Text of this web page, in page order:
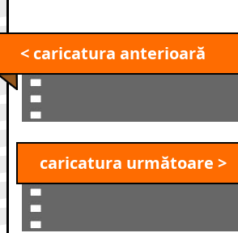
< caricatura anterioară
caricatura următoare >